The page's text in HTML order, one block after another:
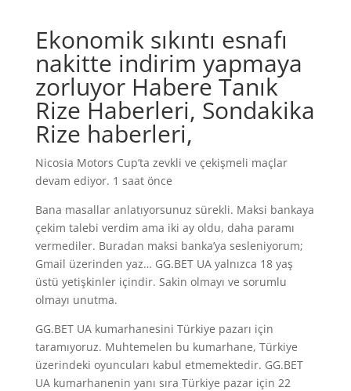
Ekonomik sıkıntı esnafı
nakitte indirim yapmaya
zorluyor Habere Tanık
Rize Haberleri, Sondakika
Rize haberleri,
Nicosia Motors Cup’ta zevkli ve çekişmeli maçlar
devam ediyor. 1 saat önce
Bana masallar anlatıyorsunuz sürekli. Maksi bankaya
çekim talebi verdim ama iki ay oldu, daha paramı
vermediler. Buradan maksi banka’ya sesleniyorum;
Gmail üzerinden yaz… GG.BET UA yalnızca 18 yaş
üstü yetişkinler içindir. Sakin olmayı ve sorumlu
olmayı unutma.
GG.BET UA kumarhanesini Türkiye pazarı için
taramıyoruz. Muhtemelen bu kumarhane, Türkiye
üzerindeki oyuncuları kabul etmemektedir. GG.BET
UA kumarhanenin yanı sıra Türkiye pazar için 22